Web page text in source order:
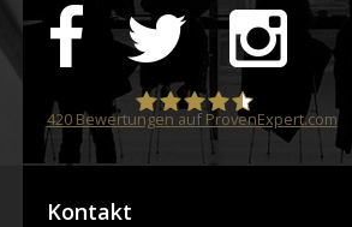
STARTPLATZ
420Bewertungen auf ProvenExpert.com
Kontakt